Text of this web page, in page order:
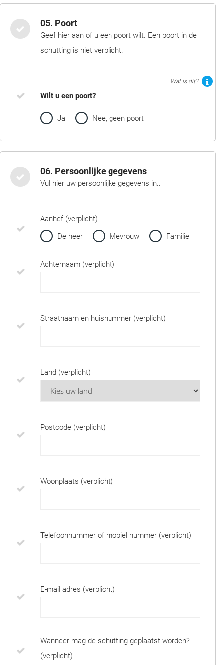
05. Poort
Geef hier aan of u een poort wilt. Een poort in de
schutting is niet verplicht.
Wat is dit?
Wilt u een poort?
Ja Nee, geen poort
06. Persoonlijke gegevens
Vul hier uw persoonlijke gegevens in..
Aanhef (verplicht)
De heer
Mevrouw Familie
Achternaam (verplicht)
Straatnaam en huisnummer (verplicht)
Land (verplicht)
Postcode (verplicht)
Woonplaats (verplicht)
Telefoonnummer of mobiel nummer (verplicht)
E-mail adres (verplicht)
Wanneer mag de schutting geplaatst worden?
(verplicht)